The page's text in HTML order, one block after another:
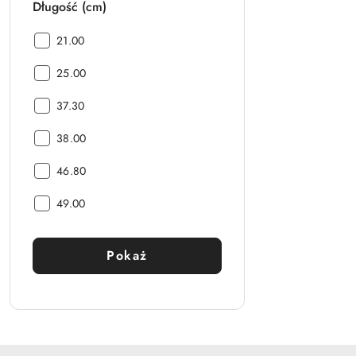
Długość (cm)
Długość
21.00
Długość
25.00
Długość
37.30
Długość
38.00
Długość
46.80
Długość
49.00
Pokaż